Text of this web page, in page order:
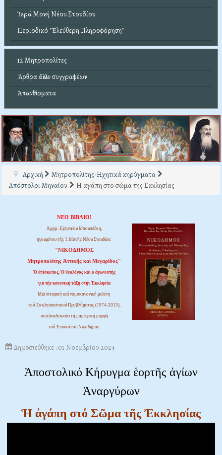
Ἱερά Μονή Νέου Στουδίου
Περιοδικό "Ἐλεύθερη Πληροφόρηση"
12 Μητροπολίτες
Ἄρθρα ἄλλων συγγραφέων
Ἀπανθίσματα
Αρχική
Μητροπολίτης-Ηχητικά κηρύγματα
Απόστολοι Μηναίου
Η αγάπη στο σώμα της Εκκλησίας
ΝΕΟ ΒΙΒΛΙΟ!
Ἀρχιμ. Εἰρηναίου Μπουσδέκη,
ἡγουμένου τῆς Ἱ. Μονῆς Νέου Στουδίου:
"ΝΙΚΟΔΗΜΟΣ
Μητροπολίτης Ἀττικῆς καί Μεγαρίδος"
Ὁ ἐπίσκοπος, Ὁ θεολόγος καί ὁ ἀγωνιστής
γιά τήν κανονική τάξη στήν Ἐκκλησία
Μιά ἱστορική καί νομοκανονική μελέτη
τοῦ Ἐκκλησιαστικοῦ Προβλήματος (1974-2013),
πού ἀναδεικνύει τή μαρτυρική μορφή
τοῦ Ἐπισκόπου Νικοδήμου.
Δημοσιεύθηκε : 01 Νοεμβρίου 2024
Ἀποστολικό Κήρυγμα ἑορτῆς ἁγίων
Ἀναργύρων
Ἡ ἀγάπη στό Σῶμα τῆς Ἐκκλησίας